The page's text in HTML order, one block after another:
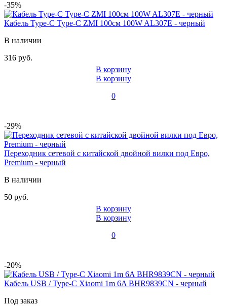
-35%
Кабель Type-C Type-C ZMI 100см 100W AL307E - черный
В наличии
316 руб.
В корзину
В корзину
0
-29%
Переходник сетевой с китайской двойной вилки под Евро,
Premium - черный
В наличии
50 руб.
В корзину
В корзину
0
-20%
Кабель USB / Type-C Xiaomi 1m 6A BHR9839CN - черный
Под заказ